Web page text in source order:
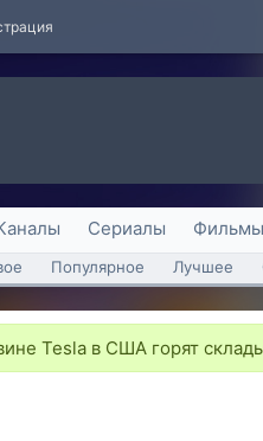
Сериалы Фильмы
Популярное Лучшее
Tesla в США горят